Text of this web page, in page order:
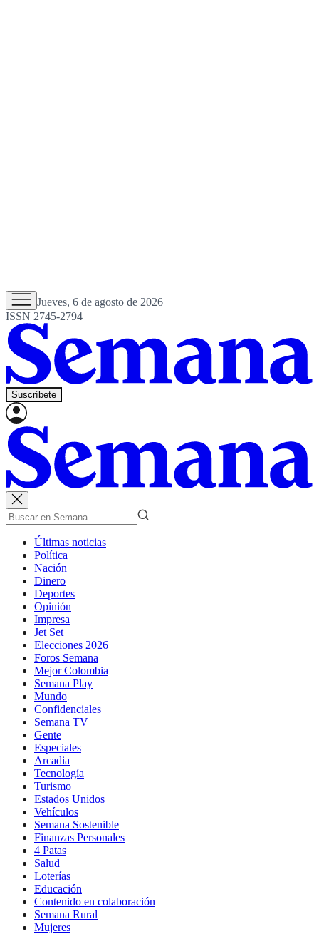
Jueves, 6 de agosto de 2026
ISSN 2745-2794
Suscríbete
Últimas noticias
Política
Nación
Dinero
Deportes
Opinión
Impresa
Jet Set
Elecciones 2026
Foros Semana
Mejor Colombia
Semana Play
Mundo
Confidenciales
Semana TV
Gente
Especiales
Arcadia
Tecnología
Turismo
Estados Unidos
Vehículos
Semana Sostenible
Finanzas Personales
4 Patas
Salud
Loterías
Educación
Contenido en colaboración
Semana Rural
Mujeres